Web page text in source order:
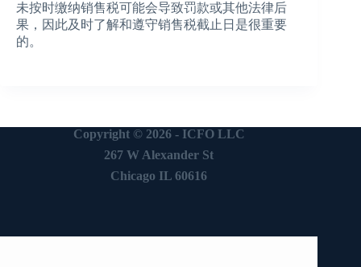
未按时缴纳销售税可能会导致罚款或其他法律后
果，因此及时了解和遵守销售税截止日是很重要
的。
Copyright © 2026 - ICFO LLC
267 W Alexander St
Chicago IL 60616